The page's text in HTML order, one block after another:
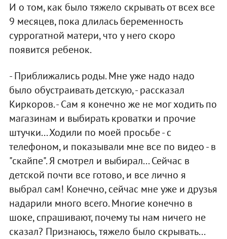
И о том, как было тяжело скрывать от всех все
9 месяцев, пока длилась беременность
суррогатной матери, что у него скоро
появится ребенок.
- Приближались роды. Мне уже надо надо
было обустраивать детскую, - рассказал
Киркоров. - Сам я конечно же не мог ходить по
магазинам и выбирать кроватки и прочие
штучки... Ходили по моей просьбе - с
телефоном, и показывали мне все по видео - в
"скайпе". Я смотрел и выбирал... Сейчас в
детской почти все готово, и все лично я
выбрал сам! Конечно, сейчас мне уже и друзья
надарили много всего. Многие конечно в
шоке, спрашивают, почему ты нам ничего не
сказал? Признаюсь, тяжело было скрывать...